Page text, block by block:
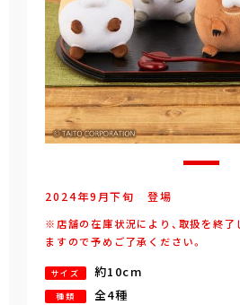
2024年9 月下旬 登場
※店舗の在庫状況により、取扱を終了
ますので予めご了承ください。
サイズ 約10cm
種類 全4種